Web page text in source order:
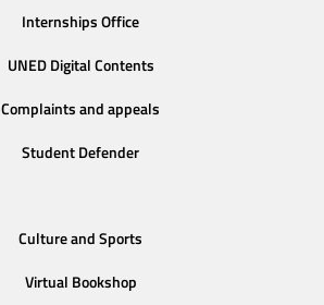
Internships Office
UNED Digital Contents
Complaints and appeals
Student Defender
Culture and Sports
Virtual Bookshop